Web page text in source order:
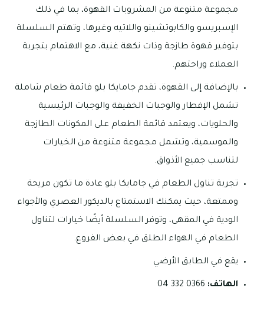
مجموعة متنوعة من المشروبات القهوة، بما في ذلك
الإسبريسو والكابوتشينو واللاتيه وغيرها، وتهتم السلسلة
بتوفير قهوة طازجة وذات نكهة غنية، مع الاهتمام بتجربة
العملاء وراحتهم.
بالإضافة إلى القهوة، تقدم جامايكا بلو قائمة طعام شاملة
تشمل الإفطار والوجبات الخفيفة والوجبات الرئيسية
والحلويات، ويعتمد قائمة الطعام على المكونات الطازجة
والموسمية، وتشمل مجموعة متنوعة من الخيارات
لتناسب جميع الأذواق.
تجربة تناول الطعام في جامايكا بلو عادة ما تكون مريحة
وممتعة، حيث يمكنك الاستمتاع بالديكور العصري والأجواء
الودية في المقهى، وتوفر السلسلة أيضًا خيارات لتناول
الطعام في الهواء الطلق في بعض الفروع.
يقع في الطابق الأرضي
الهاتف: